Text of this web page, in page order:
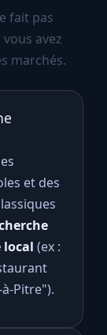
fait pas
avez
marchés.
et des
local (ex :
Pitre").